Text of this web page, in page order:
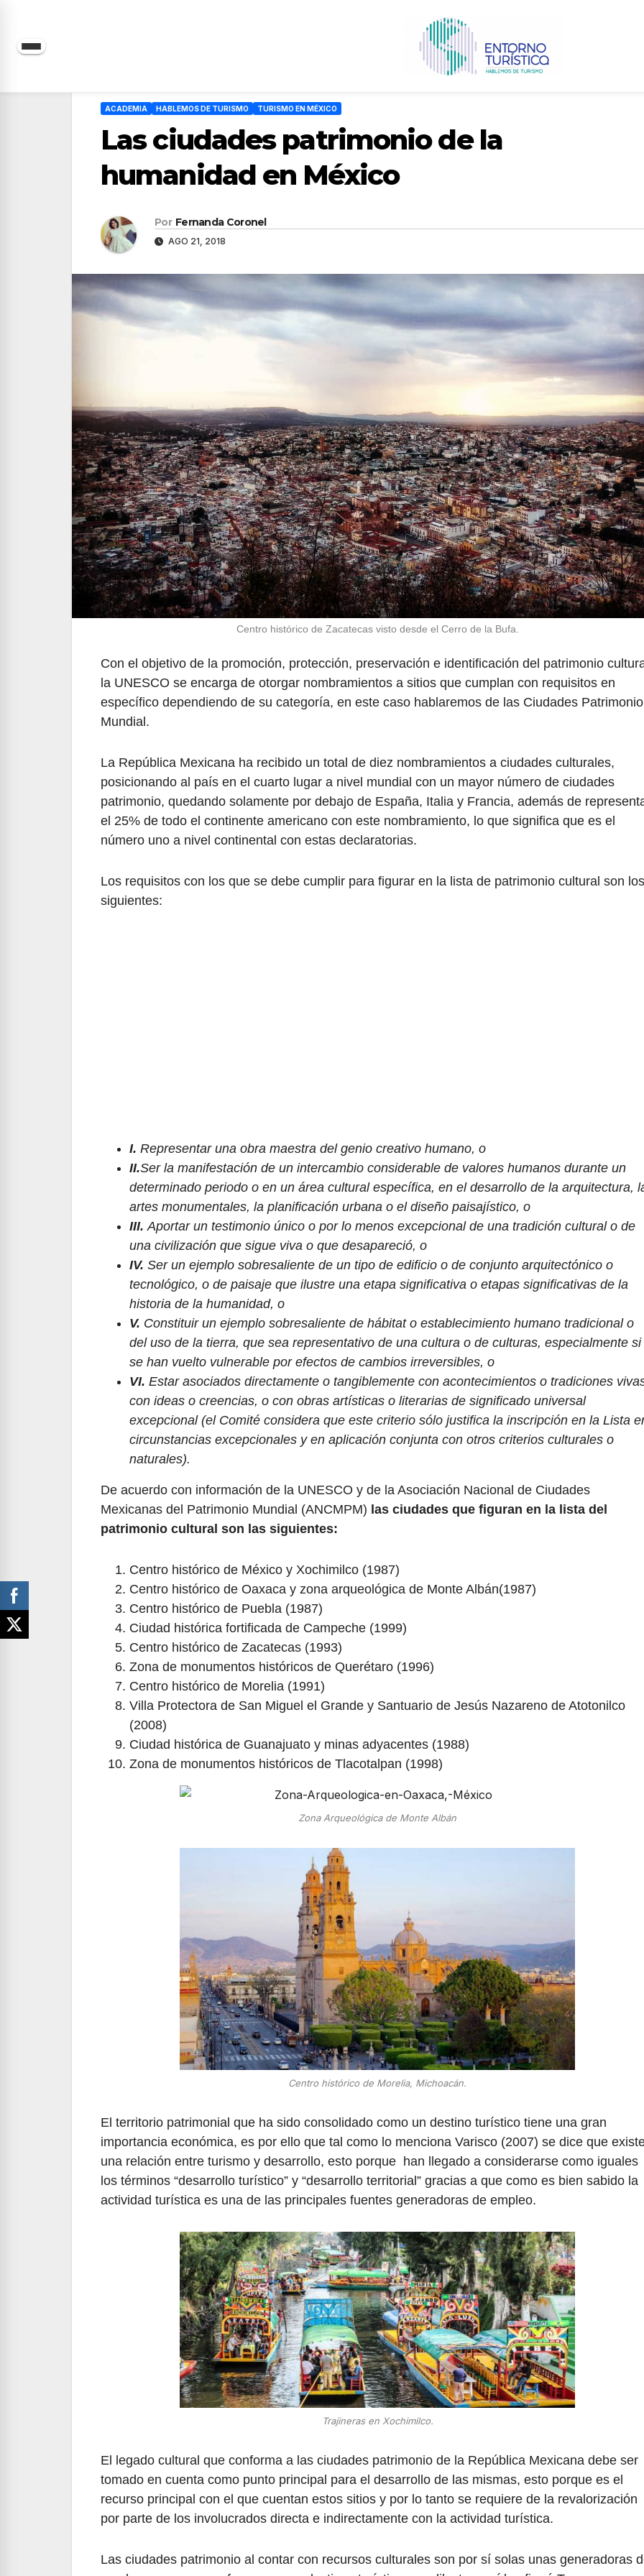
Saltar
ACADEMIA HABLEMOS DE TURISMO TURISMO EN MÉXICO
Las ciudades patrimonio de la
humanidad en México
Por Fernanda Coronel
AGO 21, 2018
Centro histórico de Zacatecas visto desde el Cerro de la Bufa.
Con el objetivo de la promoción, protección, preservación e identificación del patrimonio
la UNESCO se encarga de otorgar nombramientos a sitios que cumplan con requisitos en
específico dependiendo de su categoría, en este caso hablaremos de las Ciudades Patrimonio
Mundial.
La República Mexicana ha recibido un total de diez nombramientos a ciudades culturales,
posicionando al país en el cuarto lugar a nivel mundial con un mayor número de ciudades
patrimonio, quedando solamente por debajo de España, Italia y Francia, además de
el 25% de todo el continente americano con este nombramiento, lo que significa que es el
número uno a nivel continental con estas declaratorias.
Los requisitos con los que se debe cumplir para figurar en la lista de patrimonio cultural son los
siguientes:
I. Representar una obra maestra del genio creativo humano, o
II.Ser la manifestación de un intercambio considerable de valores humanos durante un
determinado periodo o en un área cultural específica, en el desarrollo de la arquitectura,
artes monumentales, la planificación urbana o el diseño paisajístico, o
III. Aportar un testimonio único o por lo menos excepcional de una tradición cultural o de
una civilización que sigue viva o que desapareció, o
IV. Ser un ejemplo sobresaliente de un tipo de edificio o de conjunto arquitectónico o
tecnológico, o de paisaje que ilustre una etapa significativa o etapas significativas de la
historia de la humanidad, o
V. Constituir un ejemplo sobresaliente de hábitat o establecimiento humano tradicional o
del uso de la tierra, que sea representativo de una cultura o de culturas, especialmente si
se han vuelto vulnerable por efectos de cambios irreversibles, o
VI. Estar asociados directamente o tangiblemente con acontecimientos o tradiciones
con ideas o creencias, o con obras artísticas o literarias de significado universal
excepcional (el Comité considera que este criterio sólo justifica la inscripción en la Lista
circunstancias excepcionales y en aplicación conjunta con otros criterios culturales o
naturales).
De acuerdo con información de la UNESCO y de la Asociación Nacional de Ciudades
Mexicanas del Patrimonio Mundial (ANCMPM) las ciudades que figuran en la lista del
patrimonio cultural son las siguientes:
Centro histórico de México y Xochimilco (1987)
Centro histórico de Oaxaca y zona arqueológica de Monte Albán(1987)
Centro histórico de Puebla (1987)
Ciudad histórica fortificada de Campeche (1999)
Centro histórico de Zacatecas (1993)
Zona de monumentos históricos de Querétaro (1996)
Centro histórico de Morelia (1991)
Villa Protectora de San Miguel el Grande y Santuario de Jesús Nazareno de Atotonilco
(2008)
Ciudad histórica de Guanajuato y minas adyacentes (1988)
Zona de monumentos históricos de Tlacotalpan (1998)
Zona Arqueológica de Monte Albán
Centro histórico de Morelia, Michoacán.
El territorio patrimonial que ha sido consolidado como un destino turístico tiene una gran
importancia económica, es por ello que tal como lo menciona Varisco (2007) se dice que
una relación entre turismo y desarrollo, esto porque han llegado a considerarse como iguales
los términos “desarrollo turístico” y “desarrollo territorial” gracias a que como es bien sabido la
actividad turística es una de las principales fuentes generadoras de empleo.
Trajineras en Xochimilco.
El legado cultural que conforma a las ciudades patrimonio de la República Mexicana debe ser
tomado en cuenta como punto principal para el desarrollo de las mismas, esto porque es el
recurso principal con el que cuentan estos sitios y por lo tanto se requiere de la revalorización
por parte de los involucrados directa e indirectamente con la actividad turística.
Las ciudades patrimonio al contar con recursos culturales son por sí solas unas generadoras